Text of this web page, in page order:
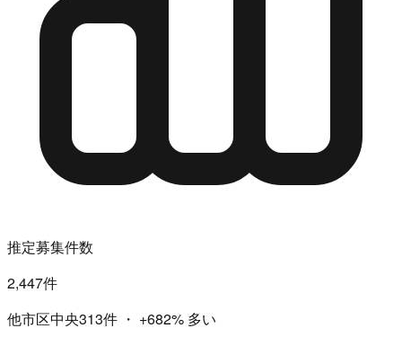
推定募集件数
2,447件
他市区中央313件 ・ +682% 多い